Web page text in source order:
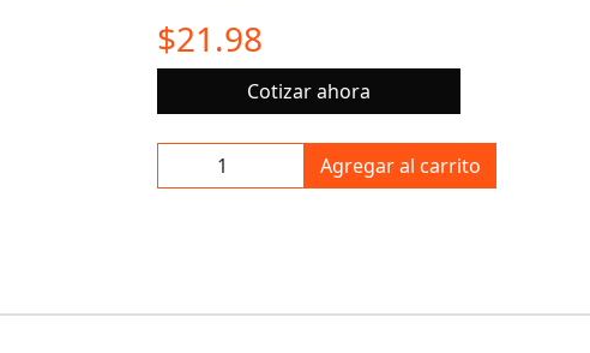
$21.98
Cotizar ahora
Agregar al carrito